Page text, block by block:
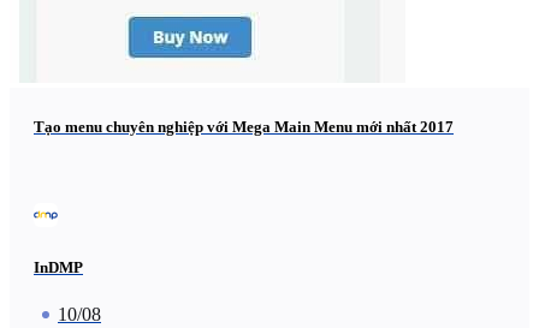
Tạo menu chuyên nghiệp với Mega Main Menu mới nhất 2017
InDMP
10/08